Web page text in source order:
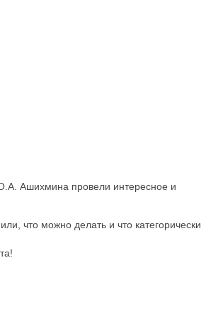
Ашихмина провели интересное и
что можно делать и что категорически